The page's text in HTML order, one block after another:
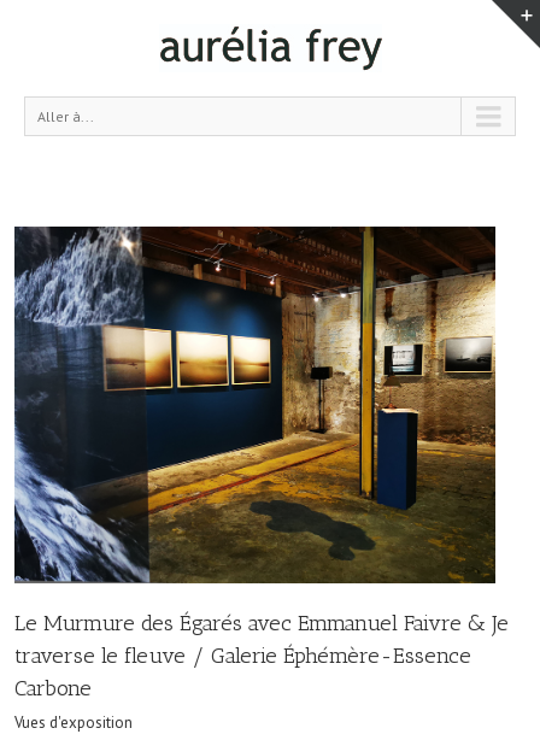
Aller à...
Le Murmure des Égarés avec Emmanuel Faivre & Je
traverse le fleuve / Galerie Éphémère-Essence
Carbone
Vues d'exposition